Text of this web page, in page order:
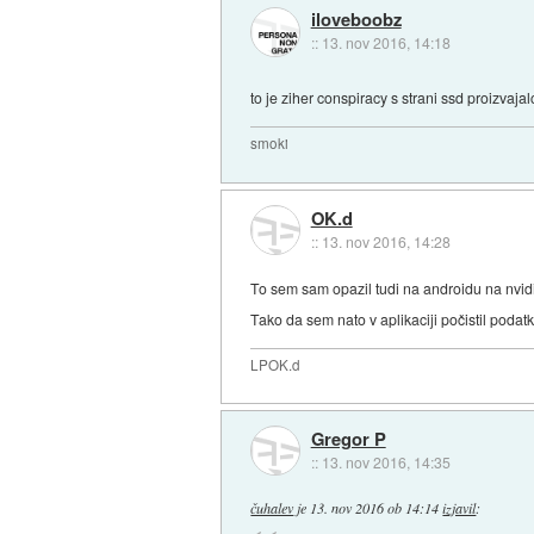
iloveboobz
:: 13. nov 2016, 14:18
to je ziher conspiracy s strani ssd
smoki
OK.d
:: 13. nov 2016, 14:28
To sem sam opazil tudi na androidu na
Tako da sem nato v aplikaciji počistil
LPOK.d
Gregor P
:: 13. nov 2016, 14:35
čuhalev je 13. nov 2016 ob 14:14 izjavil: